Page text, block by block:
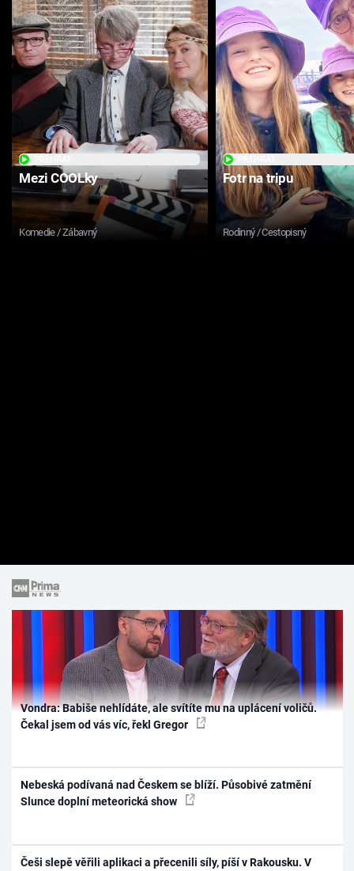
Mezi COOLky
Komedie / Zábavný
Fotr na tripu
Rodinný / Cestopisný
Vondra: Babiše nehlídáte, ale svítíte mu na uplácení voličů.
Čekal jsem od vás víc, řekl Gregor
Nebeská podívaná nad Českem se blíží. Působivé zatmění
Slunce doplní meteorická show
Češi slepě věřili aplikaci a přecenili síly, píší v Rakousku. V